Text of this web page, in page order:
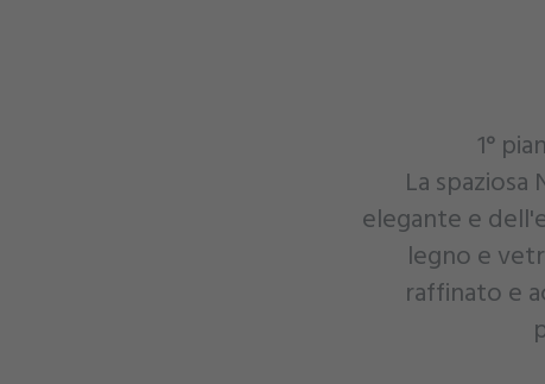
1°
La
elegante e
legno e
raffinato e